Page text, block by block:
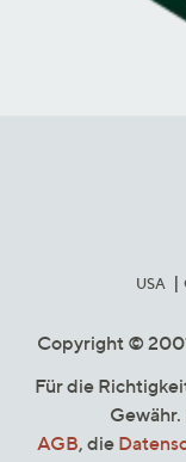
USA
Copyright ©
Für die
AGB, die